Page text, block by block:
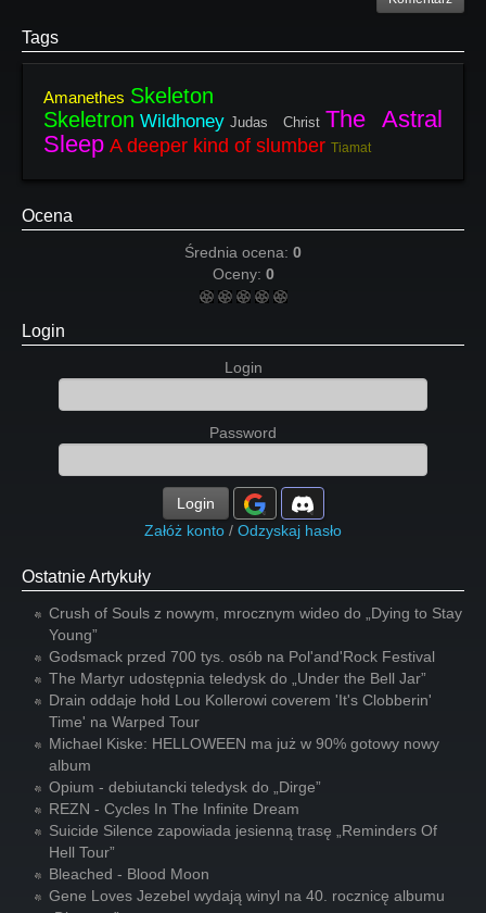
Tags
Amanethes Skeleton
Skeletron Wildhoney Judas Christ The Astral
Sleep A deeper kind of slumber Tiamat
Ocena
Średnia ocena: 0
Oceny: 0
Login
Login
Password
Login
Załóż konto / Odzyskaj hasło
Ostatnie Artykuły
Crush of Souls z nowym, mrocznym wideo do „Dying to Stay
Young”
Godsmack przed 700 tys. osób na Pol'and'Rock Festival
The Martyr udostępnia teledysk do „Under the Bell Jar”
Drain oddaje hołd Lou Kollerowi coverem 'It's Clobberin'
Time' na Warped Tour
Michael Kiske: HELLOWEEN ma już w 90% gotowy nowy
album
Opium - debiutancki teledysk do „Dirge”
REZN - Cycles In The Infinite Dream
Suicide Silence zapowiada jesienną trasę „Reminders Of
Hell Tour”
Bleached - Blood Moon
Gene Loves Jezebel wydają winyl na 40. rocznicę albumu